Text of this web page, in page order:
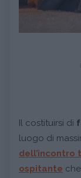
Il costituirsi di
luogo di
dell’incontro
ospitante